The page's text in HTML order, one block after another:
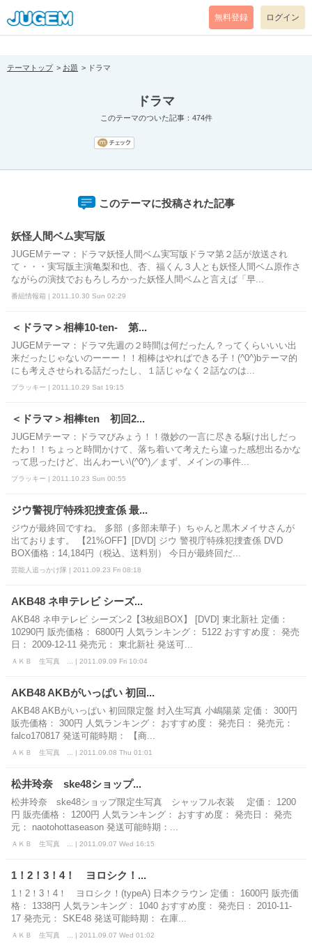
[pear_error: message="Success" code=0 mode=return level=notice
prefix="" info=""]
無料登録 ログイン
テーマトップ お題 ドラマ
ドラマ
このテーマのついた記事：474件
このテーマに投稿された記事
妖怪人間ベム実写版
JUGEMテーマ：ドラマ妖怪人間ベム実写版ドラマ第２話が放送され
て・・・実写版主演亀梨和也、杏、福くん３人とも妖怪人間ベム原作さ
ながらの演技でおもろしろかった妖怪人間ベムと言えば「早...
番組情報箱 | 2011.10.30 Sun 02:29
＜ドラマ＞相棒10-ten- 第...
JUGEMテーマ：ドラマ先週の２時間は何だったん？ってくらいいい出
来だったじゃないのーーー！！相棒はやればできる子！(^0^)bテーマ的
にも考えさせられる話だったし、１話じゃなく２話なのは...
ブラッキー | 2011.10.29 Sat 19:15
＜ドラマ＞相棒ten 初回2...
JUGEMテーマ：ドラマびみょう！！微妙の一言に尽きる駆け出しだっ
たわ！！ちょっと時間かけて、落ち着いて考えたら違った感想出るかな
って思ったけど、出んわーい\(^0^)／まず、メインの事件...
ブラッキー | 2011.10.23 Sun 00:55
ジウ警視庁特殊犯捜査係 最...
ジウが最終回ですね。 多部（多部未華子）ちゃんと黒木メイサさんが
出ております。 【21%OFF】[DVD] ジウ 警視庁特殊犯捜査係 DVD
BOX価格：14,184円（税込、送料別） 今日が最終回だ...
芸能人追っかけ隊 | 2011.09.23 Fri 08:18
AKB48 ネ申テレビ シーズ...
AKB48 ネ申テレビ シーズン2【3枚組BOX】 [DVD] 東北新社 定価：
10290円 販売価格： 6800円 人気ランキング： 5122 おすすめ度： 発売
日： 2009-12-11 発売元： 東北新社 発送可...
ＡＫＢ 生写真 ... | 2011.09.09 Fri 10:04
AKB48 AKBがいっぱい 初回...
AKB48 AKBがいっぱい 初回限定盤 封入生写真 小嶋陽菜 定価： 300円
販売価格： 300円 人気ランキング： おすすめ度： 発売日： 発売元：
falco170817 発送可能時期： 【商...
ＡＫＢ 生写真 ... | 2011.09.08 Thu 01:01
松井玲奈 ske48ショップ...
松井玲奈 ske48ショップ限定生写真 シャッフル衣装 定価： 1200
円 販売価格： 1200円 人気ランキング： おすすめ度： 発売日： 発売
元： naotohottaseason 発送可能時期：...
ＡＫＢ 生写真 ... | 2011.09.07 Wed 16:15
1！2！3！4！ ヨロシク！...
1！2！3！4！ ヨロシク！(typeA) 日本クラウン 定価： 1600円 販売価
格： 1338円 人気ランキング： 1040 おすすめ度： 発売日： 2010-11-
17 発売元： SKE48 発送可能時期： 在庫...
ＡＫＢ 生写真 ... | 2011.09.07 Wed 01:02